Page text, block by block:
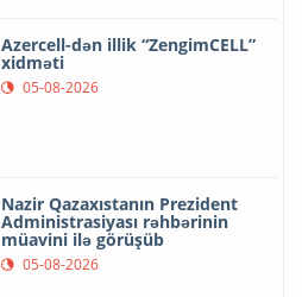
Azercell-dən illik “ZengimCELL”
xidməti
05-08-2026
Nazir Qazaxıstanın Prezident
Administrasiyası rəhbərinin
müavini ilə görüşüb
05-08-2026